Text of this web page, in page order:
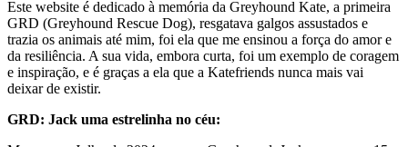
Este website é dedicado à memória da Greyhound Kate, a primeira
GRD (Greyhound Rescue Dog), resgatava galgos assustados e
trazia os animais até mim, foi ela que me ensinou a força do amor e
da resiliência. A sua vida, embora curta, foi um exemplo de coragem
e inspiração, e é graças a ela que a Katefriends nunca mais vai
deixar de existir.
GRD: Jack uma estrelinha no céu: